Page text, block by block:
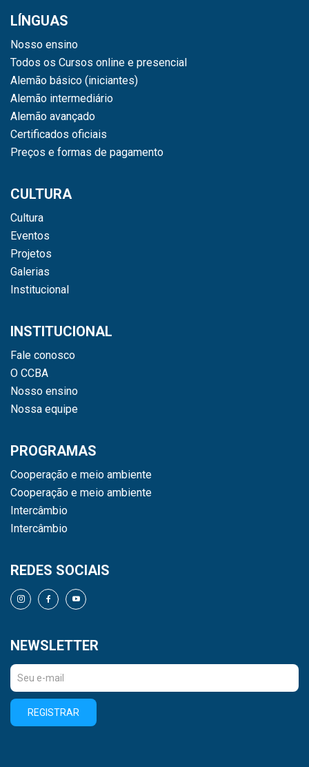
LÍNGUAS
Nosso ensino
Todos os Cursos online e presencial
Alemão básico (iniciantes)
Alemão intermediário
Alemão avançado
Certificados oficiais
Preços e formas de pagamento
CULTURA
Cultura
Eventos
Projetos
Galerias
Institucional
INSTITUCIONAL
Fale conosco
O CCBA
Nosso ensino
Nossa equipe
PROGRAMAS
Cooperação e meio ambiente
Cooperação e meio ambiente
Intercâmbio
Intercâmbio
REDES SOCIAIS
NEWSLETTER
REGISTRAR